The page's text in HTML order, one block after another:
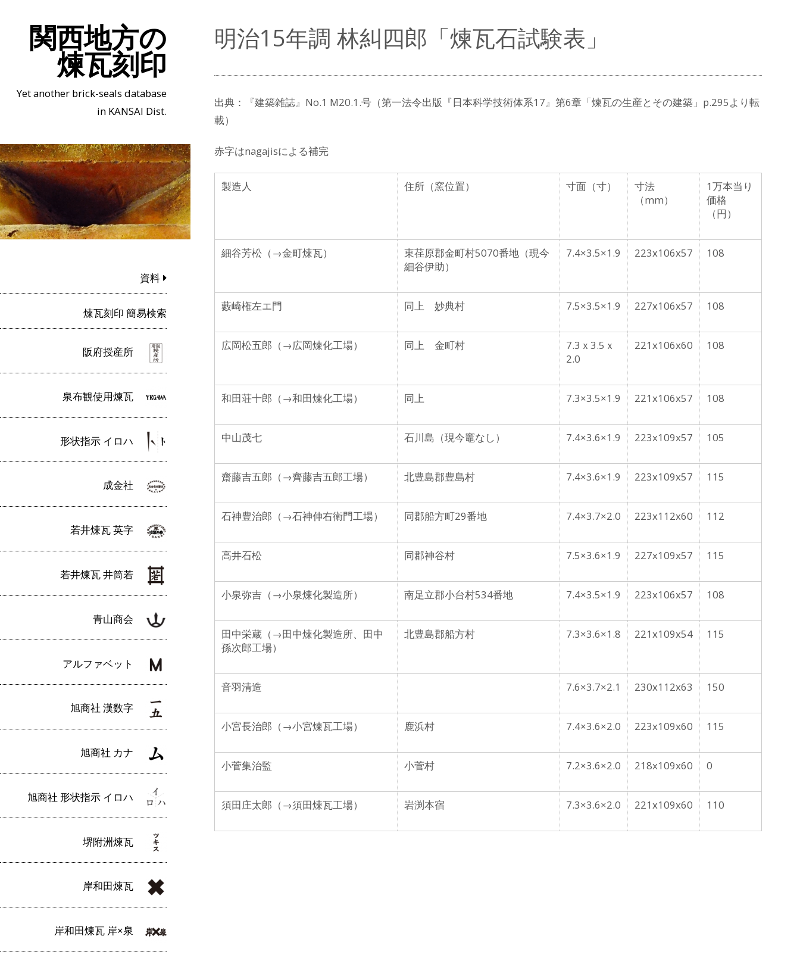
関西地方の
煉瓦刻印
Yet another brick-seals database
in KANSAI Dist.
資料
煉瓦刻印 簡易検索
阪府授産所
泉布観使用煉瓦
形状指示 イロハ
成金社
若井煉瓦 英字
若井煉瓦 井筒若
青山商会
アルファベット
旭商社 漢数字
旭商社 カナ
旭商社 形状指示 イロハ
堺附洲煉瓦
岸和田煉瓦
岸和田煉瓦 岸×泉
明治15年調 林糾四郎「煉瓦石試験表」
出典：『建築雑誌』No.1 M20.1.号（第一法令出版『日本科学技術体系17』第6章「煉瓦の生産とその建築」p.295より転
載）
赤字はnagajisによる補完
製造人 住所（窯位置） 寸面（寸）
寸法
（mm）
1万本当り
価格
（円）
細谷芳松（→金町煉瓦）
東荏原郡金町村5070番地（現今
細谷伊助）
7.4×3.5×1.9 223x106x57 108
藪崎権左エ門 同上 妙典村 7.5×3.5×1.9 227x106x57 108
広岡松五郎 （→広岡煉化工場） 同上 金町村
7.3ｘ3.5ｘ
2.0
221x106x60 108
和田荘十郎 （→和田煉化工場） 同上 7.3×3.5×1.9 221x106x57 108
中山茂七 石川島（現今竈なし） 7.4×3.6×1.9 223x109x57 105
齋藤吉五郎 （→齊藤吉五郎工場） 北豊島郡豊島村 7.4×3.6×1.9 223x109x57 115
石神豊治郎 （→石神伸右衛門工場） 同郡船方町29番地 7.4×3.7×2.0 223x112x60 112
高井石松 同郡神谷村 7.5×3.6×1.9 227x109x57 115
小泉弥吉（→小泉煉化製造所） 南足立郡小台村534番地 7.4×3.5×1.9 223x106x57 108
田中栄蔵 （→田中煉化製造所、田中
孫次郎工場）
北豊島郡船方村 7.3×3.6×1.8 221x109x54 115
音羽清造 7.6×3.7×2.1 230x112x63 150
小宮長治郎 （→小宮煉瓦工場） 鹿浜村 7.4×3.6×2.0 223x109x60 115
小菅集治監 小菅村 7.2×3.6×2.0 218x109x60 0
須田庄太郎 （→須田煉瓦工場） 岩渕本宿 7.3×3.6×2.0 221x109x60 110